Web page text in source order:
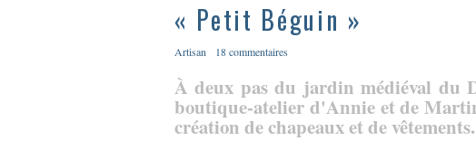
« Petit Béguin »
Artisan 18 commentaires
À deux pas du jardin médiéval du
boutique-atelier d'Annie et de
création de chapeaux et de vêtements.